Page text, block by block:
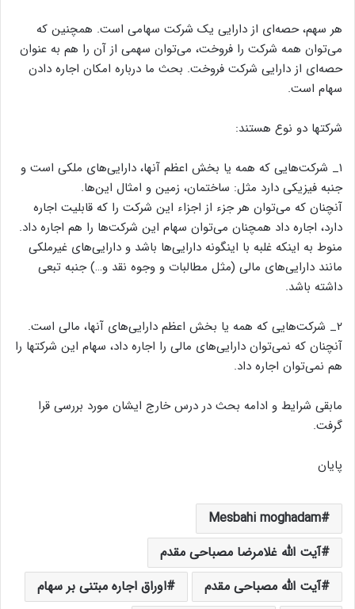
هر سهم، حصه‌ای از دارایی یک شرکت سهامی است. همچنین که
می‌توان همه شرکت را فروخت، می‌توان سهمی از آن را هم به عنوان
حصه‌ای از دارایی شرکت فروخت. بحث ما درباره امکان اجاره دادن
سهام است.
شرکتها دو نوع هستند:
۱_ شرکت‌هایی که همه یا بخش اعظم آنها، دارایی‌های ملکی است و
جنبه فیزیکی دارد مثل: ساختمان، زمین و امثال این‌ها.
آنچنان که می‌توان هر جزء از اجزاء این شرکت را که قابلیت اجاره
دارد، اجاره داد همچنان می‌توان سهام این شرکت‌ها را هم اجاره داد.
منوط به اینکه غلبه با اینگونه دارایی‌ها باشد و دارایی‌های غیرملکی
مانند دارایی‌های مالی (مثل مطالبات و وجوه نقد و…) جنبه تبعی
داشته باشد.
۲_ شرکت‌هایی که همه یا بخش اعظم دارایی‌های آنها، مالی است.
آنچنان که نمی‌توان دارایی‌های مالی را اجاره داد، سهام این شرکتها را
هم نمی‌توان اجاره داد.
مابقی شرایط و ادامه بحث در درس خارج ایشان مورد بررسی قرا
گرفت.
پایان
Mesbahi moghadam
آیت الله غلامرضا مصباحی مقدم
آیت الله مصباحی مقدم
اوراق اجاره مبتنی بر سهام